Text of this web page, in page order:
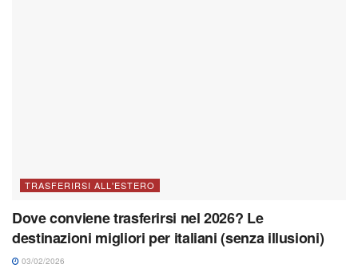
TRASFERIRSI ALL'ESTERO
Dove conviene trasferirsi nel 2026? Le
destinazioni migliori per italiani (senza illusioni)
03/02/2026